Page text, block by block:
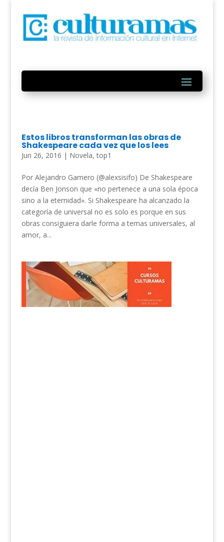
Estos libros transforman las obras de
Shakespeare cada vez que los lees
Jun 26, 2016 | Novela,top1
Por Alejandro Gamero (@alexsisifo) De Shakespeare
decía Ben Jonson que «no pertenece a una sola época
sino a la eternidad». Si Shakespeare ha alcanzado la
categoría de universal no es solo es porque en sus
obras consiguiera darle forma a temas universales, al
amor, a...